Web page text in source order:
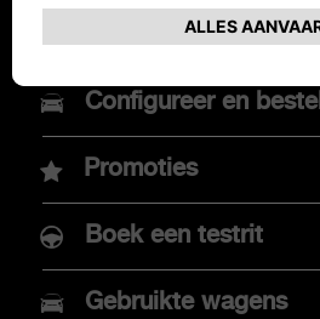
MODELLEN
Nieuwe Abarth 600e
Abarth 500e
AANKOOP
Vraag een offerte
Configureer en bestel
Promoties
Boek een testrit
Gebruikte wagens